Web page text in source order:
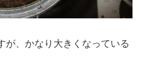
が、かなり大きくなっている